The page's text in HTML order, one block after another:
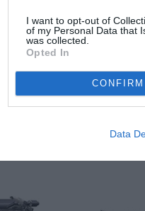
I want to opt-out of
of my Personal Data that
was collected.
Opted In
CONFIRM
Data